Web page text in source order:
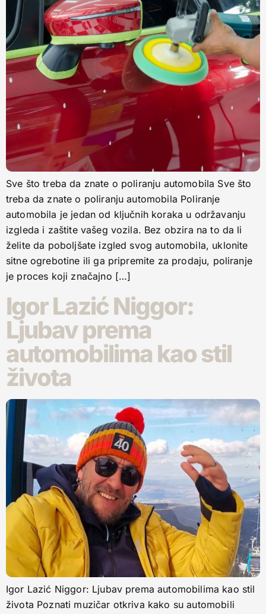
Sve što treba da znate o poliranju automobila Sve što
treba da znate o poliranju automobila Poliranje
automobila je jedan od ključnih koraka u održavanju
izgleda i zaštite vašeg vozila. Bez obzira na to da li
želite da poboljšate izgled svog automobila, uklonite
sitne ogrebotine ili ga pripremite za prodaju, poliranje
je proces koji značajno […]
Igor Lazić Niggor:
Ljubav prema
automobilima kao stil
života
Igor Lazić Niggor: Ljubav prema automobilima kao stil
života Poznati muzičar otkriva kako su automobili